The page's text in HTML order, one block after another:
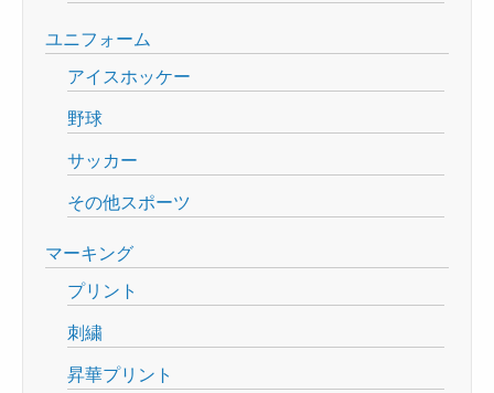
ユニフォーム
アイスホッケー
野球
サッカー
その他スポーツ
マーキング
プリント
刺繍
昇華プリント